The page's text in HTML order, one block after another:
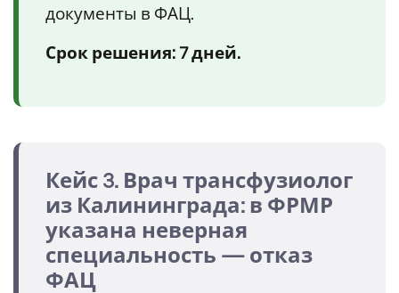
документы в ФАЦ.
Срок решения: 7 дней.
Кейс 3. Врач трансфузиолог
из Калининграда: в ФРМР
указана неверная
специальность — отказ
ФАЦ